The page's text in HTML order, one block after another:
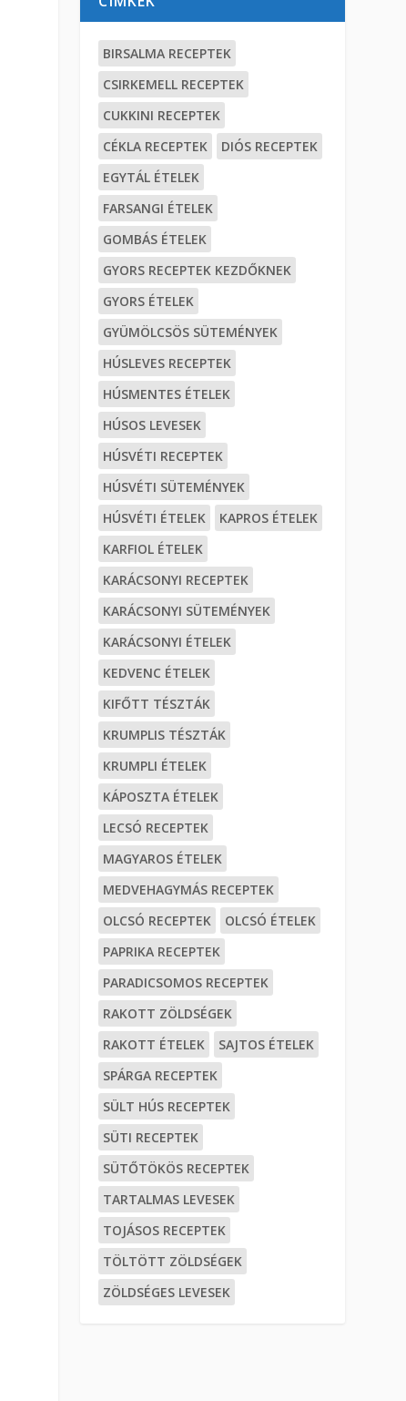
BIRSALMA RECEPTEK
CSIRKEMELL RECEPTEK
CUKKINI RECEPTEK
CÉKLA RECEPTEK
DIÓS RECEPTEK
EGYTÁL ÉTELEK
FARSANGI ÉTELEK
GOMBÁS ÉTELEK
GYORS RECEPTEK KEZDŐKNEK
GYORS ÉTELEK
GYÜMÖLCSÖS SÜTEMÉNYEK
HÚSLEVES RECEPTEK
HÚSMENTES ÉTELEK
HÚSOS LEVESEK
HÚSVÉTI RECEPTEK
HÚSVÉTI SÜTEMÉNYEK
HÚSVÉTI ÉTELEK
KAPROS ÉTELEK
KARFIOL ÉTELEK
KARÁCSONYI RECEPTEK
KARÁCSONYI SÜTEMÉNYEK
KARÁCSONYI ÉTELEK
KEDVENC ÉTELEK
KIFŐTT TÉSZTÁK
KRUMPLIS TÉSZTÁK
KRUMPLI ÉTELEK
KÁPOSZTA ÉTELEK
LECSÓ RECEPTEK
MAGYAROS ÉTELEK
MEDVEHAGYMÁS RECEPTEK
OLCSÓ RECEPTEK
OLCSÓ ÉTELEK
PAPRIKA RECEPTEK
PARADICSOMOS RECEPTEK
RAKOTT ZÖLDSÉGEK
RAKOTT ÉTELEK
SAJTOS ÉTELEK
SPÁRGA RECEPTEK
SÜLT HÚS RECEPTEK
SÜTI RECEPTEK
SÜTŐTÖKÖS RECEPTEK
TARTALMAS LEVESEK
TOJÁSOS RECEPTEK
TÖLTÖTT ZÖLDSÉGEK
ZÖLDSÉGES LEVESEK